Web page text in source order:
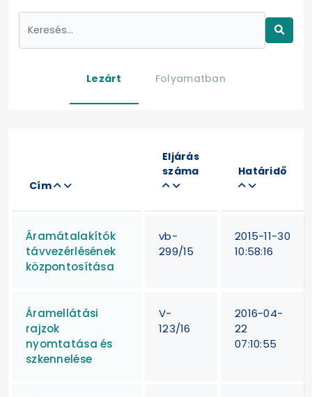
Lezárt Folyamatban
Cím
Eljárás
száma
Határidő
Áramátalakítók
távvezérlésének
központosítása
vb-
299/15
2015-11-30
10:58:16
Áramellátási
rajzok
nyomtatása és
szkennelése
V-
123/16
2016-04-
22
07:10:55